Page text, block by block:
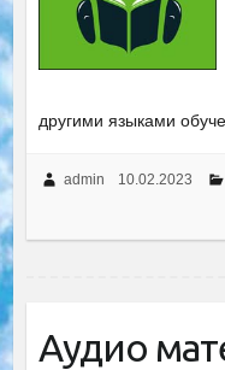
другими языками
admin 10.02.2023
Аудио